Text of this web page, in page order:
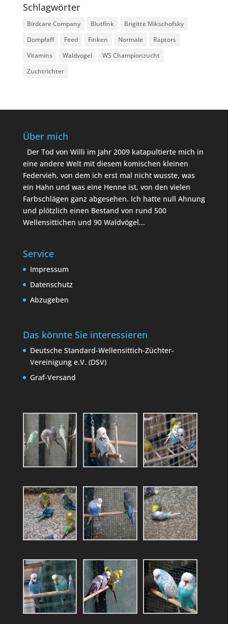
Schlagwörter
Birdcare Company Blutfink
Brigitte Mikschofsky
Dompfaff
Feed Finken Normale
Raptors
Vitamins
Waldvogel
WS Championzucht
Zuchtrichter
Über mich
Der Tod von Willi im Jahr 2009 katapultierte mich in
eine andere Welt mit diesem komischen kleinen
Federvieh, von dem ich erst mal nicht wusste, was
ein Hahn und was eine Henne ist, von den vielen
Farbschlägen ganz abgesehen. Ich hatte null Ahnung
und plötzlich einen Bestand von rund 500
Wellensittichen und 90 Waldvögel...
Service
Impressum
Datenschutz
Abzugeben
Das könnte Sie interessieren
Deutsche Standard-Wellensittich-Züchter-
Vereinigung e.V. (DSV)
Graf-Versand